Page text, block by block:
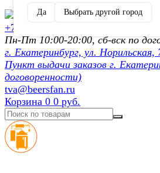
Да Выбрать другой город
+7 (902) 872-54-70
Пн-Пт 10:00-20:00, сб-вск по
г. Екатеринбург, ул. Норильская,
Пункт выдачи заказов г.
договоренности)
tva@beersfan.ru
Корзина 0 0 руб.